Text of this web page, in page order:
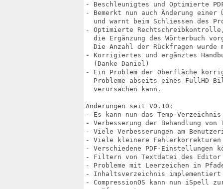
- Beschleunigtes und Optimierte
- Bemerkt nun auch Änderung
und warnt beim Schliessen des
- Optimierte
die Ergänzung des Wörterbuch
Die Anzahl der Rückfragen wurde
- Korrigiertes und ergänztes
  (Danke Daniel)
- Ein Problem der Oberfläche
Probleme abseits eines FullHD
  verursachen kann.
Änderungen seit V0.10:
- Es kann nun das Temp-
- Verbesserung der Behandlung
- Viele Verbesserungen am
- Viele kleinere Fehlerkorrekturen
- Verschiedene PDF-Einstellungen
- Filtern von Textdatei des Editor
- Probleme mit Leerzeichen in
- Inhaltsverzeichnis implementiert
- CompressionOS kann nun iSpell